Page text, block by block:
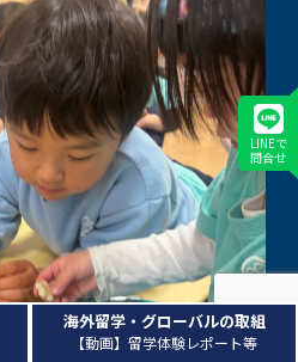
LINEで
問合せ
海外留学・グローバルの取組
【動画】留学体験レポート等